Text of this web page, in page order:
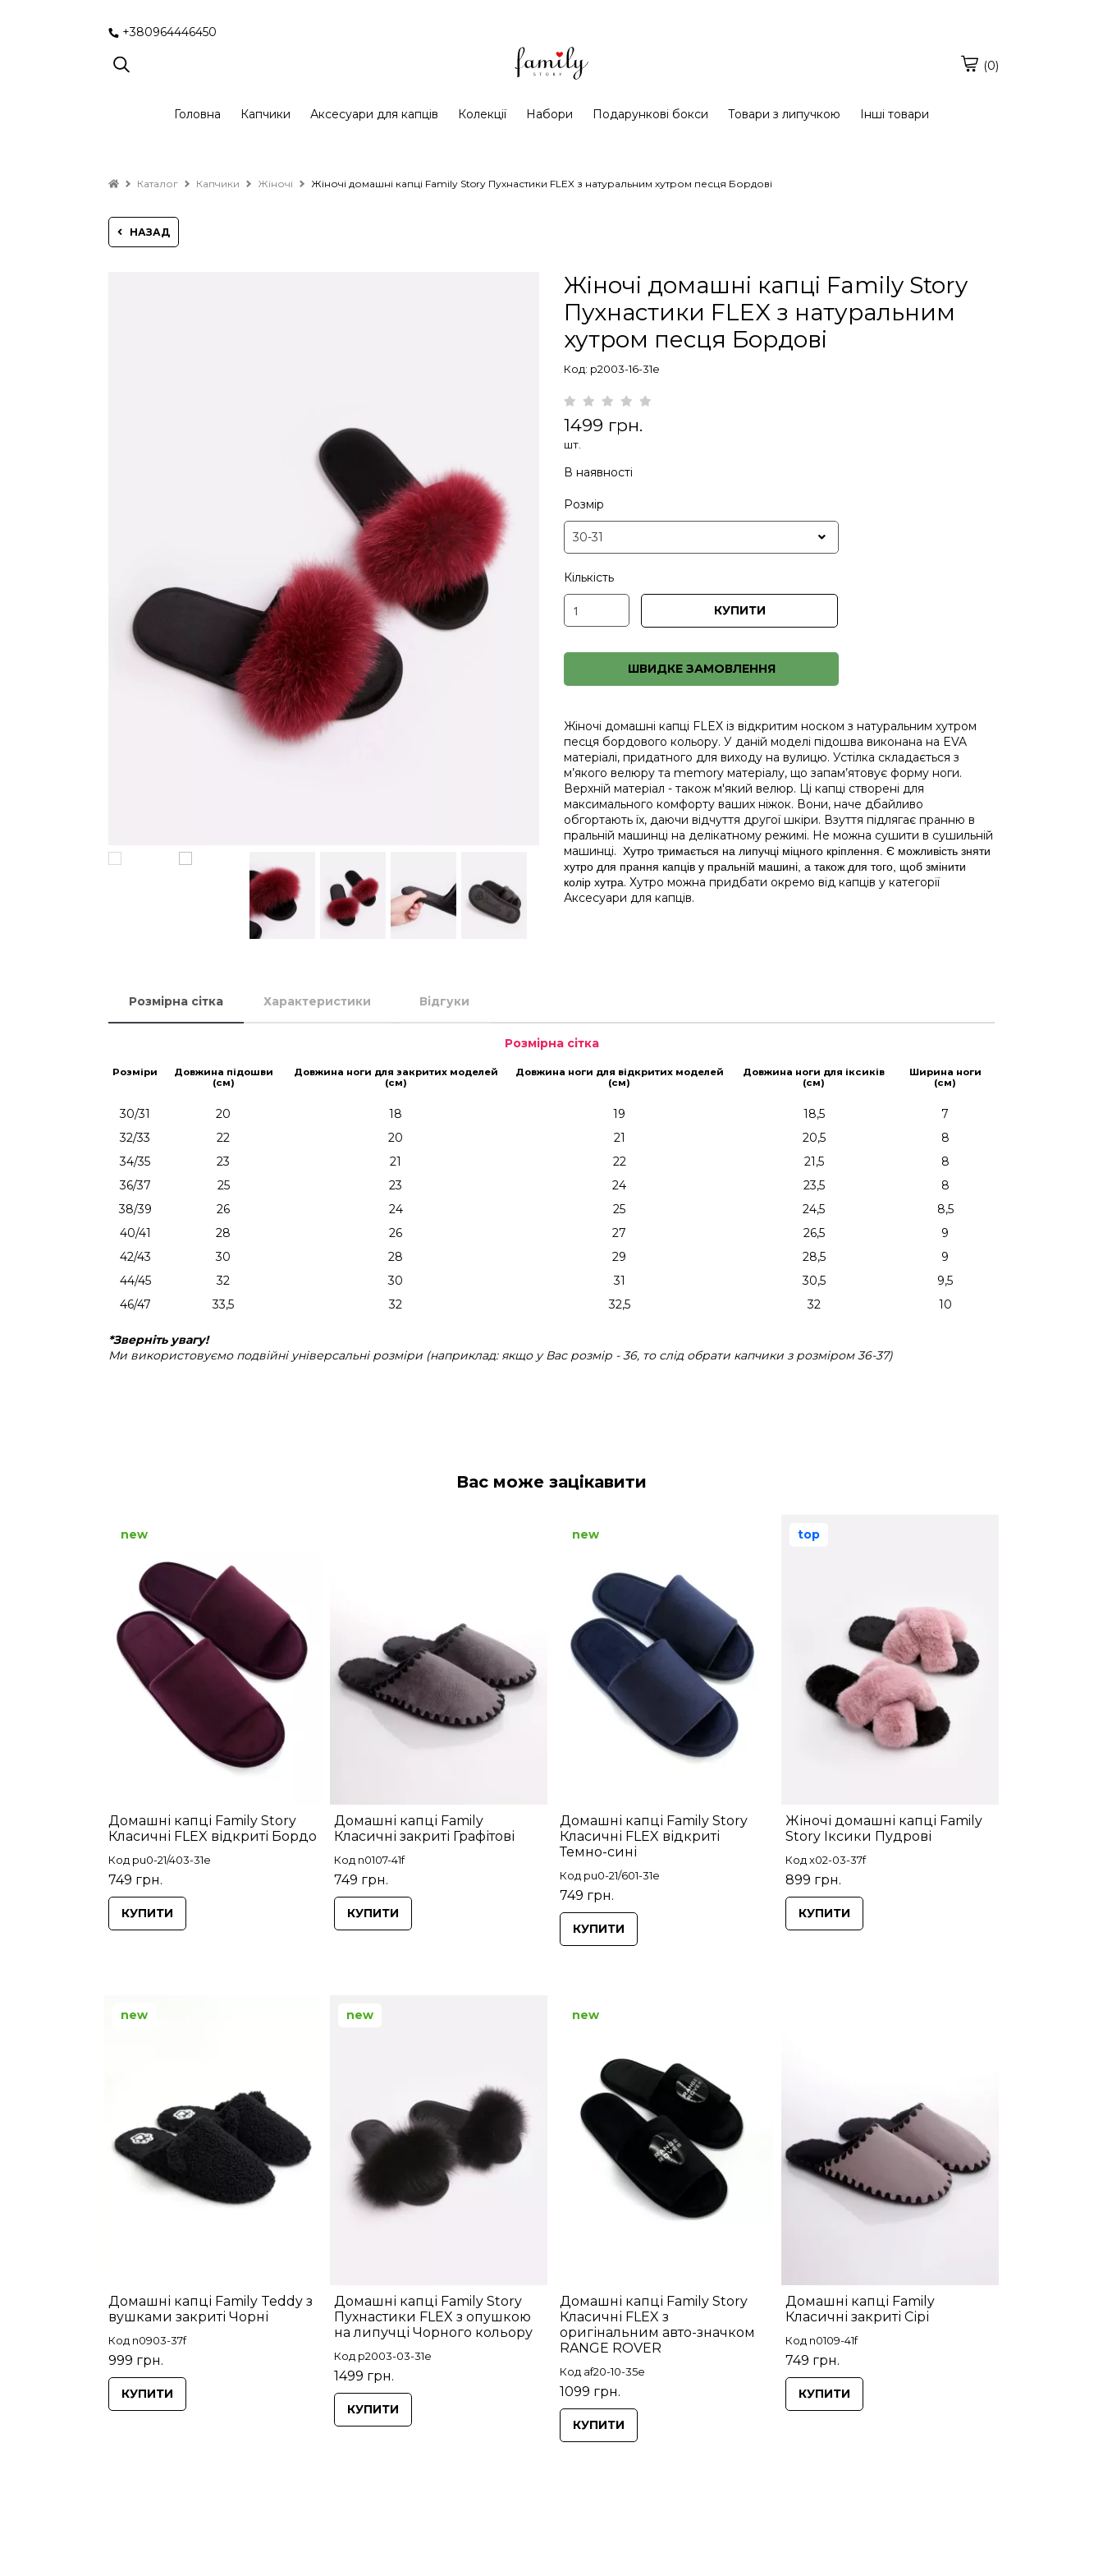
+380964446450
(0)
Головна Капчики Аксесуари для капців Колекції Набори Подарункові бокси Товари з липучкою Інші товари
Каталог Капчики Жіночі Жіночі домашні капці Family Story Пухнастики FLEX з натуральним хутром песця Бордові
НАЗАД
Жіночі домашні капці Family Story
Пухнастики FLEX з натуральним
хутром песця Бордові
Код: p2003-16-31e
1499 грн.
шт.
В наявності
Розмір
Кількість
КУПИТИ
ШВИДКЕ ЗАМОВЛЕННЯ
Жіночі домашні капці FLEX із відкритим носком з натуральним хутром
песця бордового кольору. У даній моделі підошва виконана на EVA
матеріалі, придатного для виходу на вулицю. Устілка складається з
м’якого велюру та memory матеріалу, що запам’ятовує форму ноги.
Верхній матеріал - також м'який велюр. Ці капці створені для
максимального комфорту ваших ніжок. Вони, наче дбайливо
обгортають їх, даючи відчуття другої шкіри. Взуття підлягає пранню в
пральній машинці на делікатному режимі. Не можна сушити в сушильній
машинці. Хутро тримається на липучці міцного кріплення. Є можливість зняти
хутро для прання капців у пральній машині, а також для того, щоб змінити
колір хутра. Хутро можна придбати окремо від капців у категорії
Аксесуари для капців.
Розмірна сітка Характеристики Відгуки
Розмірна сітка
Розміри
Довжина підошви
(см)
Довжина ноги для закритих моделей
(см)
Довжина ноги для відкритих моделей
(см)
Довжина ноги для іксиків
(см)
Ширина ноги
(см)
30/31 20 18 19 18,5
7
32/33
22 20 21 20,5
8
34/35
23 21 22 21,5
8
36/37
25 23 24 23,5
8
38/39
26 24 25 24,5
8,5
40/41
28 26 27 26,5
9
42/43
30 28 29 28,5
9
44/45
32 30 31 30,5
9,5
46/47
33,5 32 32,5 32 10
*Зверніть увагу!
Ми використовуємо подвійні універсальні розміри (наприклад: якщо у Вас розмір - 36, то слід обрати капчики з розміром 36-37)
Вас може зацікавити
Домашні капці Family Story
Класичні FLEX відкриті Бордо
Код pu0-21/403-31e
749 грн.
new
КУПИТИ
Домашні капці Family
Класичні закриті Графітові
Код n0107-41f
749 грн.
КУПИТИ
Домашні капці Family Story
Класичні FLEX відкриті
Темно-сині
Код pu0-21/601-31e
749 грн.
new
КУПИТИ
Жіночі домашні капці Family
Story Іксики Пудрові
Код x02-03-37f
899 грн.
top
КУПИТИ
Домашні капці Family Teddy з
вушками закриті Чорні
Код n0903-37f
999 грн.
new
КУПИТИ
Домашні капці Family Story
Пухнастики FLEX з опушкою
на липучці Чорного кольору
Код p2003-03-31e
1499 грн.
new
КУПИТИ
Домашні капці Family Story
Класичні FLEX з
оригінальним авто-значком
RANGE ROVER
Код af20-10-35e
1099 грн.
new
КУПИТИ
Домашні капці Family
Класичні закриті Сірі
Код n0109-41f
749 грн.
КУПИТИ